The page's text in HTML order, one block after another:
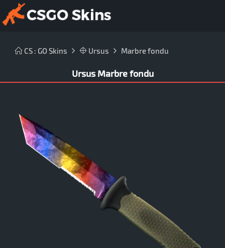
CS : GO Skins Ursus Marbre fondu
Ursus Marbre fondu